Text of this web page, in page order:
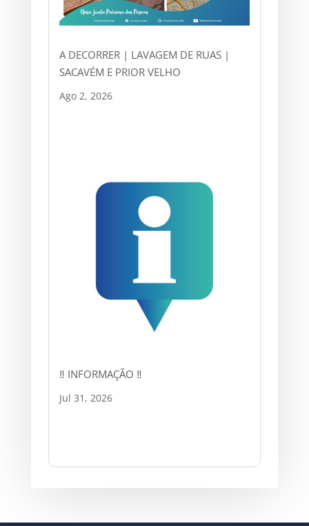
A DECORRER | LAVAGEM DE RUAS |
SACAVÉM E PRIOR VELHO
Ago 2, 2026
‼ INFORMAÇÃO ‼
Jul 31, 2026